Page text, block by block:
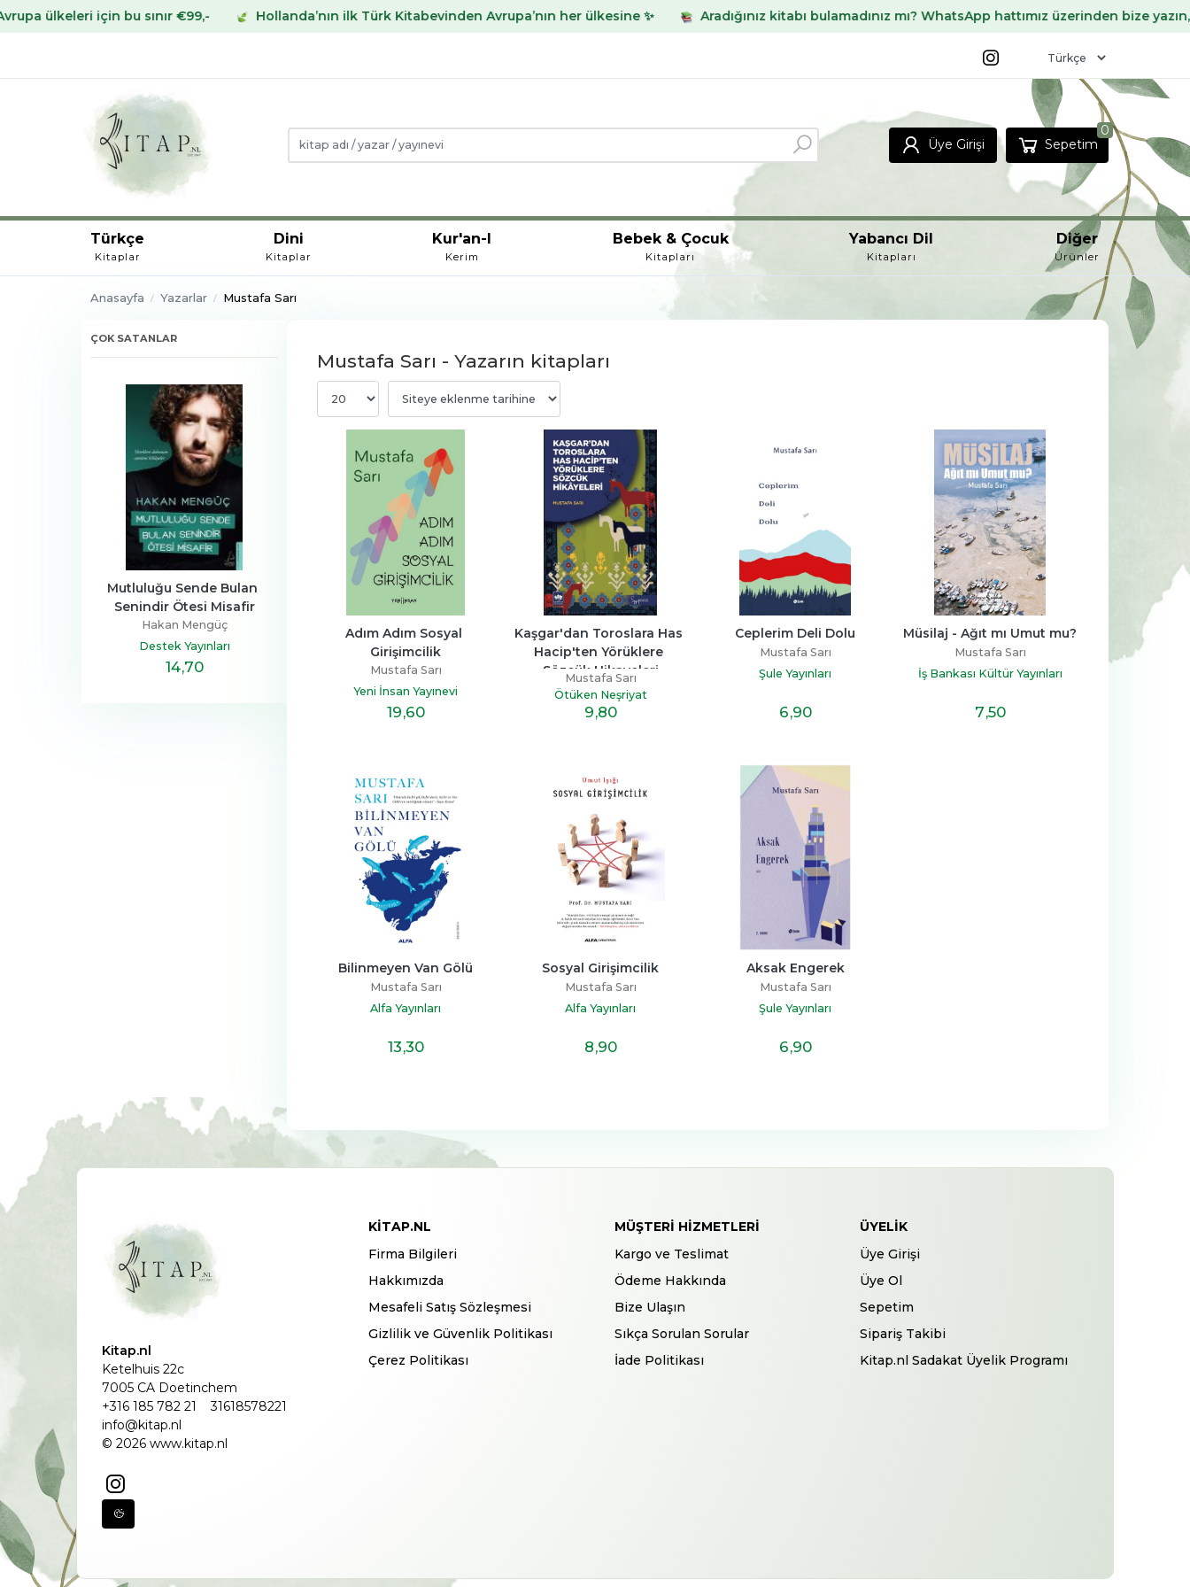
için bu sınır €99,- Hollanda’nın ilk Türk Kitabevinden Avrupa’nın her ülkesine ✨ Aradığınız kitabı bulamadınız mı? WhatsApp hattımız üzerinden bize yazın, sizin için
Üye Girişi Sepetim
0
Türkçe
Kitaplar
Dini
Kitaplar
Kur'an-I
Kerim
Bebek & Çocuk
Kitapları
Yabancı Dil
Kitapları
Diğer
Ürünler
Anasayfa Yazarlar Mustafa Sarı
ÇOK SATANLAR
Mutluluğu Sende Bulan
Senindir Ötesi Misafir
Hakan Mengüç
Destek Yayınları
14,70
Henüz Her Şey Bitmedi
Zeus Kabadayı
Hayykitap
20,10
Beni Neden Sevmedin
Anne
Esra Ezmeci
Destek Yayınları
19,60
Senden Bir Tane Daha
Miraç Çağrı Aktaş
İndigo Kitap
,10
Kur’an’ın Anlattığı Tarih:
Türkiye
Timaş Yayınları
İNDİRİM
,30
,90
Sen Annen Değilsin
Hatice Kübra Tongar
Aile Yayınları
17,20
Mustafa Sarı - Yazarın kitapları
Adım Adım Sosyal
Girişimcilik
Mustafa Sarı
Yeni İnsan Yayınevi
19,60
Kaşgar'dan Toroslara Has
Hacip'ten Yörüklere
Sözcük Hikayeleri
Mustafa Sarı
Ötüken Neşriyat
9,80
Ceplerim Deli Dolu
Mustafa Sarı
Şule Yayınları
6,90
Müsilaj - Ağıt mı Umut mu?
Mustafa Sarı
İş Bankası Kültür Yayınları
7,50
Bilinmeyen Van Gölü
Mustafa Sarı
Alfa Yayınları
13,30
Sosyal Girişimcilik
Mustafa Sarı
Alfa Yayınları
8,90
Aksak Engerek
Mustafa Sarı
Şule Yayınları
6,90
Kitap.nl
Ketelhuis 22c
7005 CA Doetinchem
+316 185 782 21
31618578221
info@kitap.nl
© 2026 www.kitap.nl
KITAP.NL
Firma Bilgileri
Hakkımızda
Mesafeli Satış Sözleşmesi
Gizlilik ve Güvenlik Politikası
Çerez Politikası
MÜŞTERI HIZMETLERI
Kargo ve Teslimat
Ödeme Hakkında
Bize Ulaşın
Sıkça Sorulan Sorular
İade Politikası
ÜYELIK
Üye Girişi
Üye Ol
Sepetim
Sipariş Takibi
Kitap.nl Sadakat Üyelik Programı